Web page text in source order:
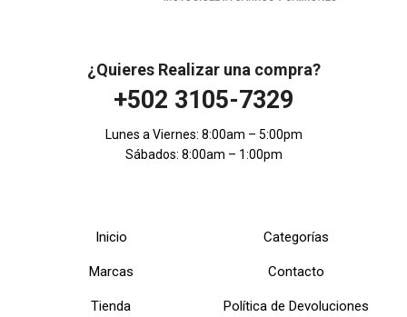
¿Quieres Realizar una compra?
+502 3105-7329
Lunes a Viernes: 8:00am – 5:00pm
Sábados: 8:00am – 1:00pm
Inicio Categorías
Marcas Contacto
Tienda Política de Devoluciones